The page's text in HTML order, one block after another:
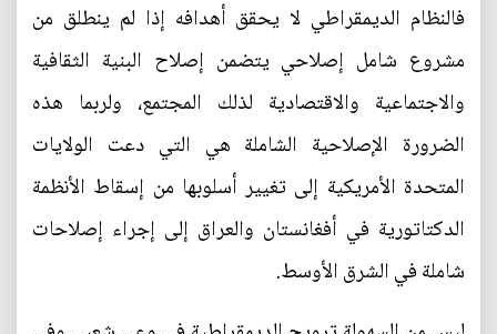
فالنظام الديمقراطي لا يحقق أهدافه إذا لم ينطلق من
مشروع شامل إصلاحي يتضمن إصلاح البنية الثقافية
والاجتماعية والاقتصادية لذلك المجتمع، ولربما هذه
الضرورة الإصلاحية الشاملة هي التي دعت الولايات
المتحدة الأمريكية إلى تغيير أسلوبها من إسقاط الأنظمة
الدكتاتورية في أفغانستان والعراق إلى إجراء إصلاحات
شاملة في الشرق الأوسط.